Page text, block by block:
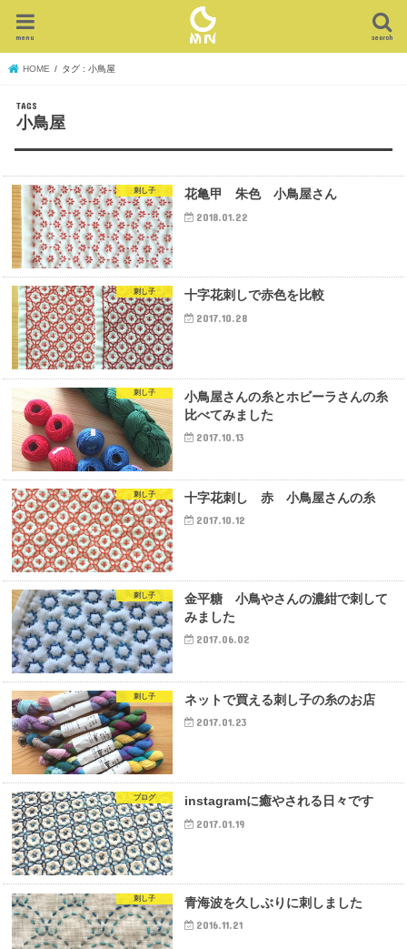
search
menu
HOME タグ : 小鳥屋
小鳥屋
刺し子 花亀甲 朱色 小鳥屋さん
2018.01.22
刺し子 十字花刺しで赤色を比較
2017.10.28
刺し子
小鳥屋さんの糸とホビーラさんの糸
比べてみました
2017.10.13
刺し子 十字花刺し 赤 小鳥屋さんの糸
2017.10.12
刺し子
金平糖 小鳥やさんの濃紺で刺して
みました
2017.06.02
刺し子 ネットで買える刺し子の糸のお店
2017.01.23
ブログ instagramに癒やされる日々です
2017.01.19
刺し子 青海波を久しぶりに刺しました
2016.11.21